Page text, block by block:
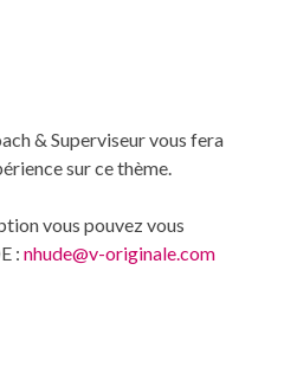
& Superviseur vous fera
sur ce thème.
vous pouvez vous
: nhude@v-originale.com